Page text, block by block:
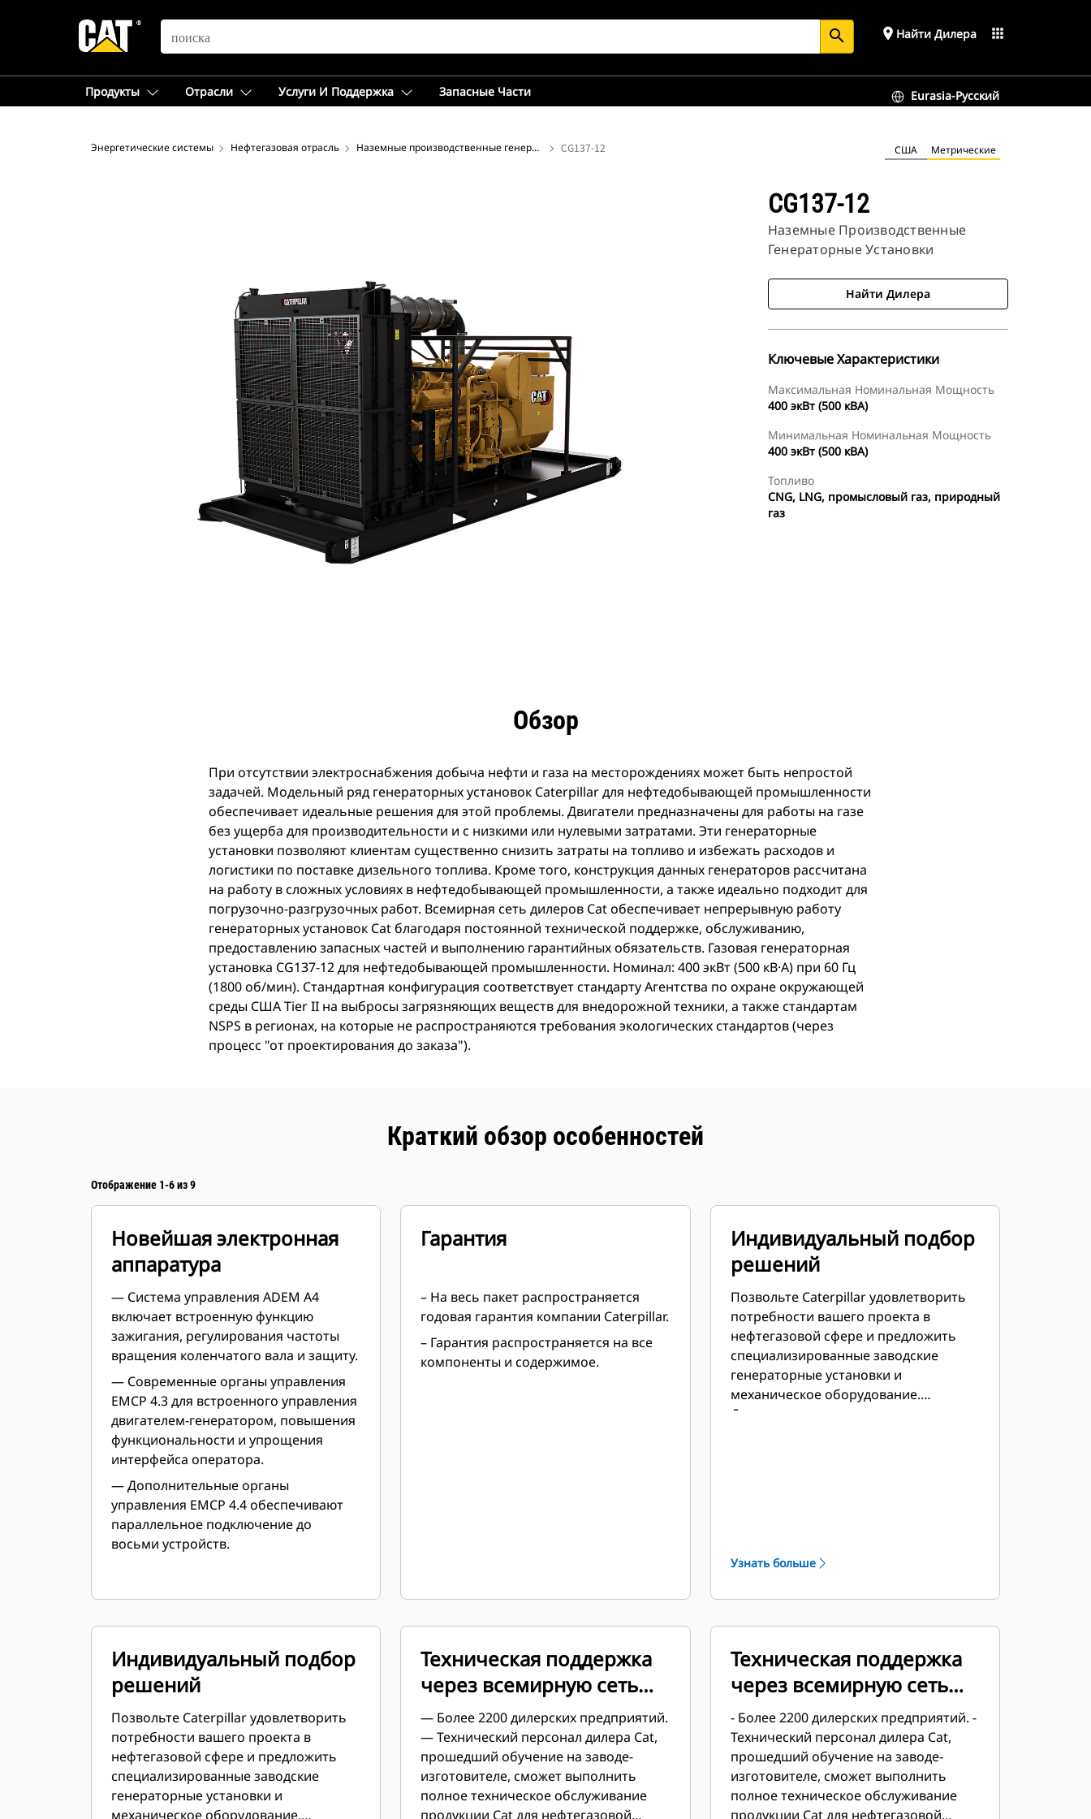
SEARCH search place Найти Дилера apps
Продукты Отрасли Услуги И Поддержка Запасные Части Eurasia-Русский
Энергетические системы Нефтегазовая отрасль Наземные производственные генераторные установки CG137-12 США Метрические
CG137-12
Наземные Производственные
Генераторные Установки
Найти Дилера
Ключевые Характеристики
Максимальная Номинальная Мощность
400 экВт (500 кВА)
Минимальная Номинальная Мощность
400 экВт (500 кВА)
Топливо
CNG, LNG, промысловый газ, природный
газ
характеристики
Обзор
При отсутствии электроснабжения добыча нефти и газа на месторождениях может быть непростой
задачей. Модельный ряд генераторных установок Caterpillar для нефтедобывающей промышленности
обеспечивает идеальные решения для этой проблемы. Двигатели предназначены для работы на газе
без ущерба для производительности и с низкими или нулевыми затратами. Эти генераторные
установки позволяют клиентам существенно снизить затраты на топливо и избежать расходов и
логистики по поставке дизельного топлива. Кроме того, конструкция данных генераторов рассчитана
на работу в сложных условиях в нефтедобывающей промышленности, а также идеально подходит для
погрузочно-разгрузочных работ. Всемирная сеть дилеров Cat обеспечивает непрерывную работу
генераторных установок Cat благодаря постоянной технической поддержке, обслуживанию,
предоставлению запасных частей и выполнению гарантийных обязательств. Газовая генераторная
установка CG137-12 для нефтедобывающей промышленности. Номинал: 400 экВт (500 кВ·А) при 60 Гц
(1800 об/мин). Стандартная конфигурация соответствует стандарту Агентства по охране окружающей
среды США Tier II на выбросы загрязняющих веществ для внедорожной техники, а также стандартам
NSPS в регионах, на которые не распространяются требования экологических стандартов (через
процесс "от проектирования до заказа").
Краткий обзор особенностей
Отображение 1-6 из 9
Новейшая электронная
аппаратура
— Система управления ADEM A4
включает встроенную функцию
зажигания, регулирования частоты
вращения коленчатого вала и защиту.
— Современные органы управления
EMCP 4.3 для встроенного управления
двигателем-генератором, повышения
функциональности и упрощения
интерфейса оператора.
— Дополнительные органы
управления EMCP 4.4 обеспечивают
параллельное подключение до
восьми устройств.
Гарантия
– На весь пакет распространяется
годовая гарантия компании Caterpillar.
– Гарантия распространяется на все
компоненты и содержимое.
Индивидуальный подбор
решений
Позвольте Caterpillar удовлетворить
потребности вашего проекта в
нефтегазовой сфере и предложить
специализированные заводские
генераторные установки и
механическое оборудование.
Двигатели, генераторы, регуляторы,
гарантию один год с момента начала
Узнать больше
Индивидуальный подбор
решений
Позвольте Caterpillar удовлетворить
потребности вашего проекта в
нефтегазовой сфере и предложить
специализированные заводские
генераторные установки и
механическое оборудование.
Техническая поддержка
через всемирную сеть
дилеров Cat
— Более 2200 дилерских предприятий.
— Технический персонал дилера Cat,
прошедший обучение на заводе-
изготовителе, сможет выполнить
полное техническое обслуживание
продукции Cat для нефтегазовой
Техническая поддержка
через всемирную сеть
дилеров Cat
- Более 2200 дилерских предприятий. -
Технический персонал дилера Cat,
прошедший обучение на заводе-
изготовителе, сможет выполнить
полное техническое обслуживание
продукции Cat для нефтегазовой